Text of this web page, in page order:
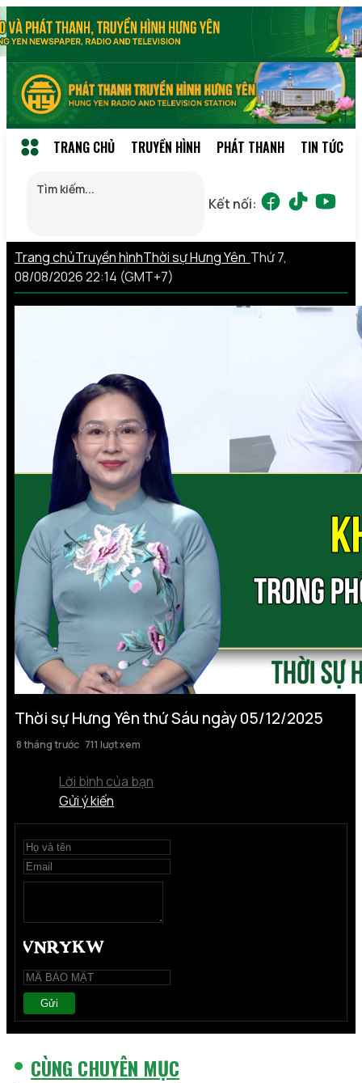
TRANG CHỦ TRUYỀN HÌNH PHÁT THANH TIN TỨC
Kết nối:
Trang chủTruyền hìnhThời sự Hưng Yên Thứ 7,
08/08/2026 22:14 (GMT+7)
Thời sự Hưng Yên thứ Sáu ngày 05/12/2025
8 tháng trước 711 lượt xem
Lời bình của bạn
Gửi ý kiến
Gửi
CÙNG CHUYÊN MỤC